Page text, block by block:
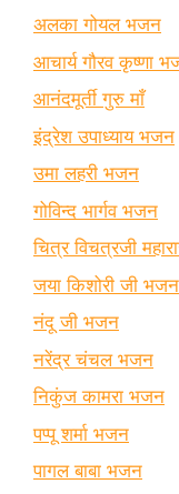
अलका गोयल भजन
आचार्य गौरव कृष्णा
आनंदमूर्ती गुरु माँ
इंद्रेश उपाध्याय भजन
उमा लहरी भजन
गोविन्द भार्गव भजन
चित्र विचत्रजी
जया किशोरी जी भजन
नंदू जी भजन
नरेंद्र चंचल भजन
निकुंज कामरा भजन
पप्पू शर्मा भजन
पागल बाबा भजन